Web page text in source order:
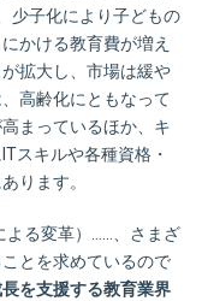
少子化により子どもの
かける教育費が増え
拡大し、市場は緩や
高齢化にともなって
まっているほか、キ
スキルや各種資格・
ります。
よる変革）……、さまざ
とを求めているので
を支援する教育業界